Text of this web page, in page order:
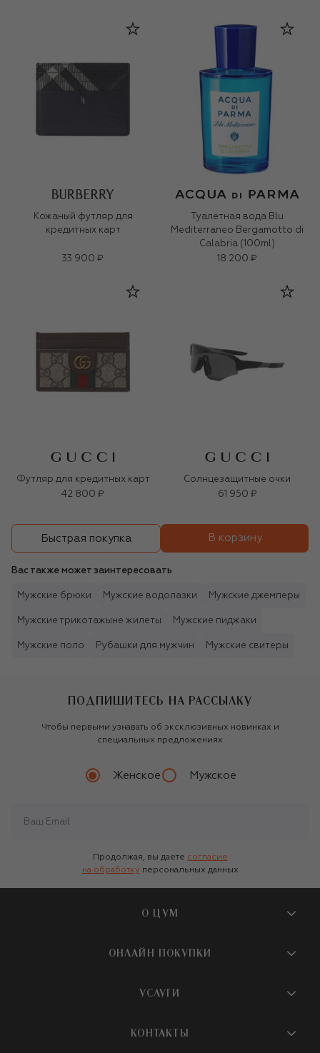
Кожаный футляр для
кредитных карт
33 900 ₽
Туалетная вода Blu
Mediterraneo Bergamotto di
Calabria (100ml)
18 200 ₽
Футляр для кредитных карт
42 800 ₽
Солнцезащитные очки
61 950 ₽
Быстрая покупка В корзину
Вас также может заинтересовать
Мужские брюки Мужские водолазки Мужские джемперы
Мужские трикотажыне жилеты Мужские пиджаки
Мужские поло Рубашки для мужчин Мужские свитеры
ПОДПИШИТЕСЬ НА РАССЫЛКУ
Чтобы первыми узнавать об эксклюзивных новинках и
специальных предложениях
Женское Мужское
Продолжая, вы даете согласие
на обработку персональных данных
О ЦУМ
О магазине
Бутики и ПВЗ ЦУМ
ОНЛАЙН ПОКУПКИ
Доставка
УСЛУГИ
КОНТАКТЫ